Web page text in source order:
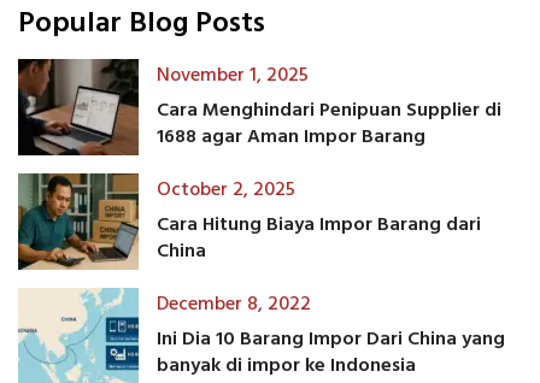
Popular Blog Posts
November 1, 2025
Cara Menghindari Penipuan Supplier di
1688 agar Aman Impor Barang
October 2, 2025
Cara Hitung Biaya Impor Barang dari
China
December 8, 2022
Ini Dia 10 Barang Impor Dari China yang
banyak di impor ke Indonesia